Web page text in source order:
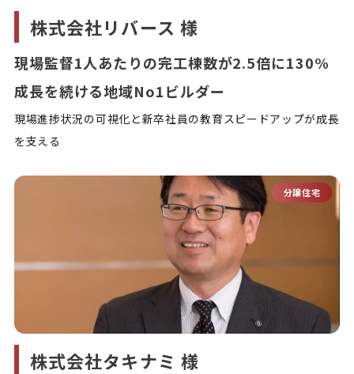
株式会社リバース 様
現場監督1人あたりの完工棟数が2.5倍に130%
成長を続ける地域No1ビルダー
現場進捗状況の可視化と新卒社員の教育スピードアップが成長
を支える
分譲住宅
株式会社タキナミ 様